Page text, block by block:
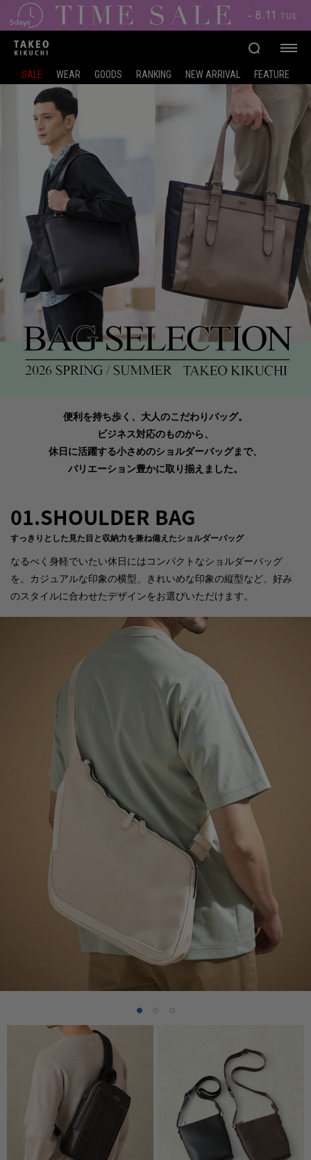
SALE WEAR GOODS RANKING NEW ARRIVAL FEATURE
便利を持ち歩く、大人のこだわりバッグ。
ビジネス対応のものから、
休日に活躍する小さめのショルダーバッグまで、
バリエーション豊かに取り揃えました。
01.SHOULDER BAG
すっきりとした見た目と収納力を兼ね備えたショルダーバッグ
なるべく身軽でいたい休日にはコンパクトなショルダーバッグ
を。カジュアルな印象の横型、きれいめな印象の縦型など、好み
のスタイルに合わせたデザインをお選びいただけます。